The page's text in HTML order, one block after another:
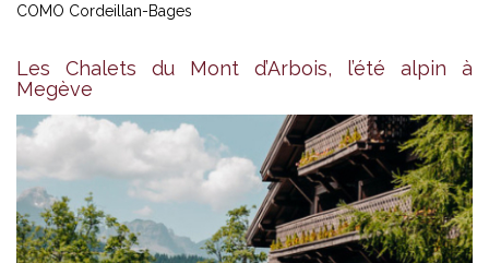
COMO Cordeillan-Bages
Les Chalets du Mont d’Arbois, l’été alpin à
Megève